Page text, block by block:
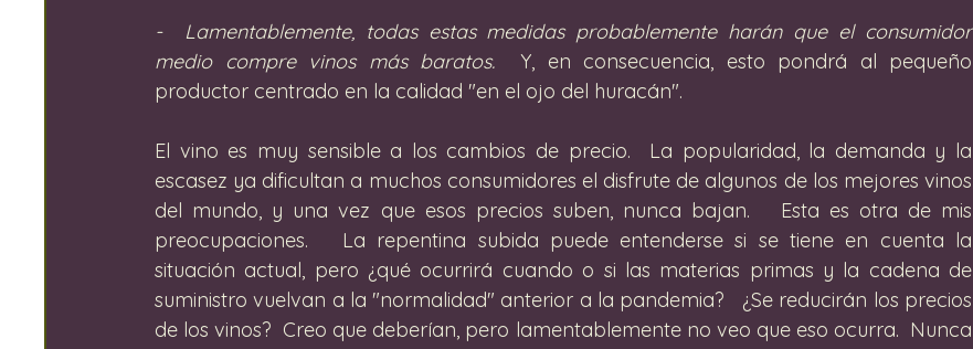
-  Lamentablemente, todas estas medidas probablemente harán que el consumidor
medio compre vinos más baratos.
Y, en consecuencia, esto pondrá al pequeño
productor centrado en la calidad "en el ojo del huracán".
El vino es muy sensible a los cambios de precio.  La popularidad, la demanda y la
escasez ya dificultan a muchos consumidores el disfrute de algunos de los mejores vinos
del mundo, y una vez que esos precios suben, nunca bajan.   Esta es otra de mis
preocupaciones.   La repentina subida puede entenderse si se tiene en cuenta la
situación actual, pero ¿qué ocurrirá cuando o si las materias primas y la cadena de
suministro vuelvan a la "normalidad" anterior a la pandemia?   ¿Se reducirán los precios
de los vinos?  Creo que deberían, pero lamentablemente no veo que eso ocurra.  Nunca